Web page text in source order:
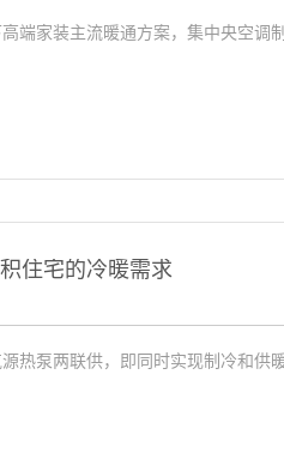
家装主流暖通方案，集中央空调
住宅的冷暖需求
泵两联供，即同时实现制冷和供